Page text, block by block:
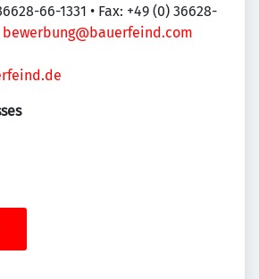
66-1331 • Fax: +49 (0) 36628-
bewerbung@bauerfeind.com